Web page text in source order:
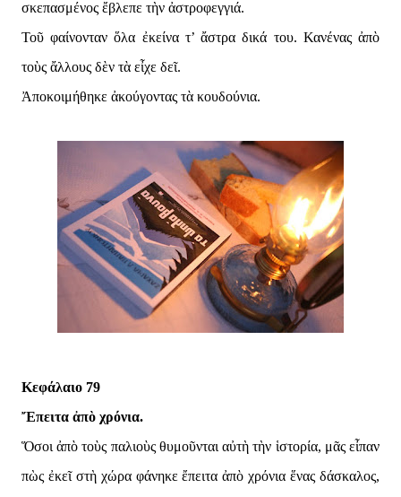
σκεπασμένος ἔβλεπε τὴν ἀστροφεγγιά.
Τοῦ φαίνονταν ὅλα ἐκείνα τ’ ἄστρα δικά του. Κανένας ἀπὸ
τοὺς ἄλλους δὲν τὰ εἶχε δεῖ.
Ἀποκοιμήθηκε ἀκούγοντας τὰ κουδούνια.
Κεφάλαιο 79
Ἔπειτα ἀπὸ χρόνια.
Ὅσοι ἀπὸ τοὺς παλιοὺς θυμοῦνται αὐτὴ τὴν ἱστορία, μᾶς εἶπαν
πὼς ἐκεῖ στὴ χώρα φάνηκε ἔπειτα ἀπὸ χρόνια ἕνας δάσκαλος,